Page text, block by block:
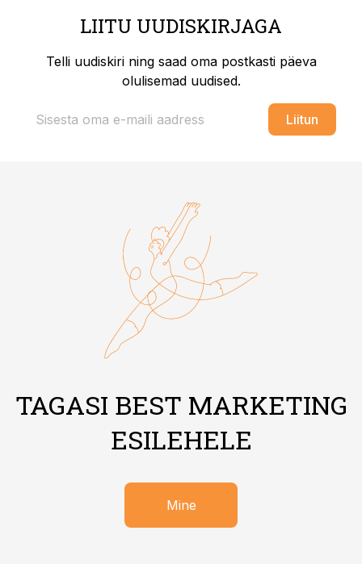
LIITU UUDISKIRJAGA
Telli uudiskiri ning saad oma postkasti päeva
olulisemad uudised.
Liitun
TAGASI BEST MARKETING
ESILEHELE
Mine